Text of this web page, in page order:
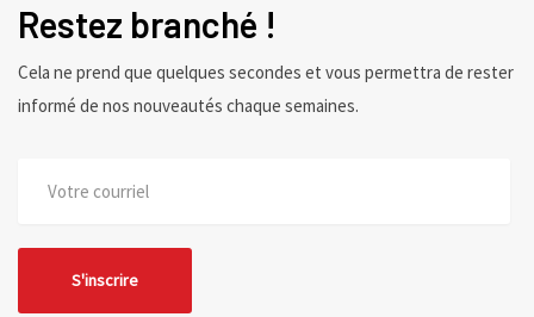
Restez branché !
Cela ne prend que quelques secondes et vous permettra de rester
informé de nos nouveautés chaque semaines.